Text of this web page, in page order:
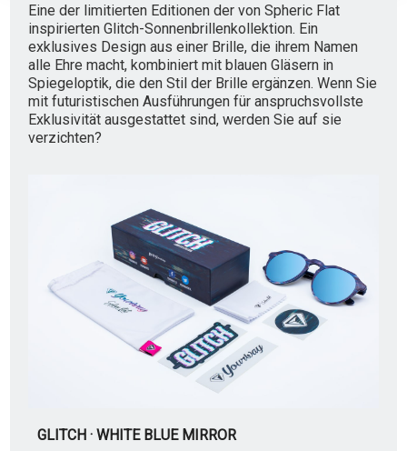
Eine der limitierten Editionen der von Spheric Flat
inspirierten Glitch-Sonnenbrillenkollektion. Ein
exklusives Design aus einer Brille, die ihrem Namen
alle Ehre macht, kombiniert mit blauen Gläsern in
Spiegeloptik, die den Stil der Brille ergänzen. Wenn Sie
mit futuristischen Ausführungen für anspruchsvollste
Exklusivität ausgestattet sind, werden Sie auf sie
verzichten?
GLITCH · WHITE BLUE MIRROR